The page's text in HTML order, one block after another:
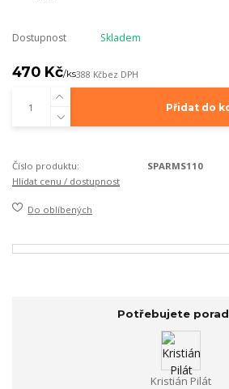
Dostupnost Skladem
470 Kč/ks388 Kčbez DPH
Přidat do
Číslo produktu:
SPARMS110
Hlídat cenu / dostupnost
Do oblíbených
Potřebujete
Kristián Pilát